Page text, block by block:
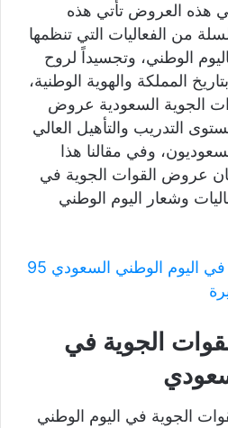
هذه العروض تأتي هذه
من الفعاليات التي تنظمها
الوطني، وتجسيداً لروح
المملكة والهوية الوطنية،
الجوية السعودية عروض
التدريب والتأهيل العالي
وفي مقالنا هذا
عروض القوات الجوية في
وشعار اليوم الوطني
عروض القهوة في اليوم الوطني السعودي 95
الجوية في
الجوية في اليوم الوطني